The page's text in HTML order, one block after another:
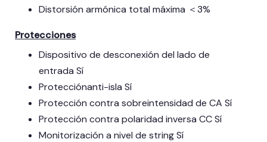
Distorsión armónica total máxima ＜3%
Protecciones
Dispositivo de desconexión del lado de
entrada Sí
Protecciónanti-isla Sí
Protección contra sobreintensidad de CA Sí
Protección contra polaridad inversa CC Sí
Monitorización a nivel de string Sí